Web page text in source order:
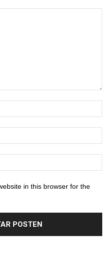
in this browser for the